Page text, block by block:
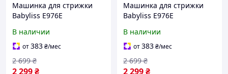
Машинка для стрижки
Babyliss E976E
В наличии
от383₴/мес
2 299₴
2 699 ₴
Машинка для стрижки
Babyliss E976E
В наличии
от383₴/мес
2 299₴
2 699 ₴